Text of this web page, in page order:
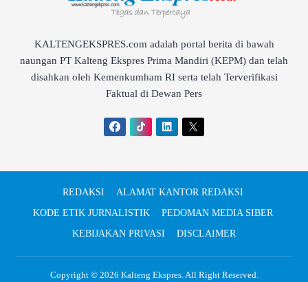
KALTENGEKSPRES.com adalah portal berita di bawah
naungan PT Kalteng Ekspres Prima Mandiri (KEPM) dan telah
disahkan oleh Kemenkumham RI serta telah Terverifikasi
Faktual di Dewan Pers
REDAKSI
ALAMAT KANTOR REDAKSI
KODE ETIK JURNALISTIK
PEDOMAN MEDIA SIBER
KEBIJAKAN PRIVASI
DISCLAIMER
Copyright © 2026 Kalteng Ekspres. All Right Reserved.